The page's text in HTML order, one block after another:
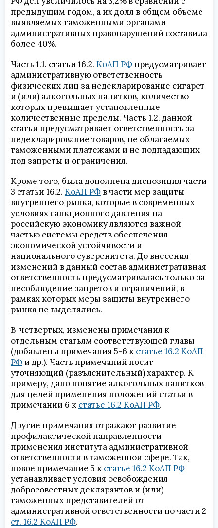
предыдущим годом, а их доля в общем объеме
выявляемых таможенными органами
административных правонарушений составила
более 40%.
Часть 1.1. статьи 16.2. КоАП РФ предусматривает
административную ответственность
физических лиц за недекларирование сигарет
и (или) алкогольных напитков, количество
которых превышает установленные
количественные пределы. Часть 1.2. данной
статьи предусматривает ответственность за
недекларирование товаров, не облагаемых
таможенными платежами и не подпадающих
под запреты и ограничения.
Кроме того, была дополнена диспозиция части
3 статьи 16.2. КоАП РФ в части мер защиты
внутреннего рынка, которые в современных
условиях санкционного давления на
российскую экономику являются важной
частью системы средств обеспечения
экономической устойчивости и
национального суверенитета. До внесения
изменений в данный состав административная
ответственность предусматривалась только за
несоблюдение запретов и ограничений, в
рамках которых меры защиты внутреннего
рынка не выделялись.
В-четвертых, изменены примечания к
отдельным статьям соответствующей главы
(добавлены примечания 5-6 к статье 16.2 КоАП
РФ и др.). Часть примечаний носит
уточняющий (разъяснительный) характер. К
примеру, дано понятие алкогольных напитков
для целей применения положений статьи в
примечании 6 к статье 16.2 КоАП РФ.
Другие примечания отражают развитие
профилактической направленности
применения института административной
ответственности в таможенной сфере. Так,
новое примечание 5 к статье 16.2 КоАП РФ
устанавливает условия освобождения
добросовестных декларантов и (или)
таможенных представителей от
административной ответственности по части 2
ст. 16.2 КоАП РФ.